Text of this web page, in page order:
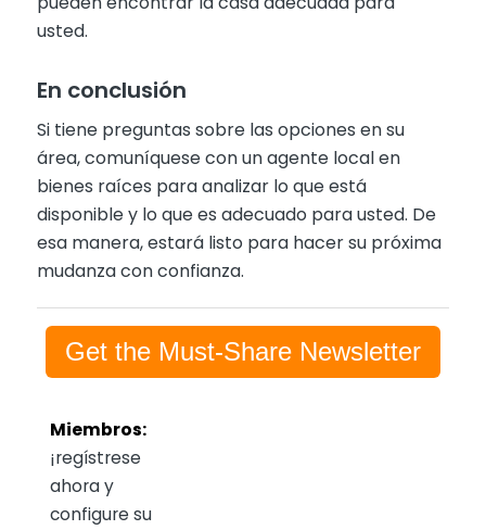
usted.
En conclusión
Si tiene preguntas sobre las opciones en su
área, comuníquese con un agente local en
bienes raíces para analizar lo que está
disponible y lo que es adecuado para usted. De
esa manera, estará listo para hacer su próxima
mudanza con confianza.
Get the Must-Share Newsletter
Miembros:
¡regístrese
ahora y
configure su